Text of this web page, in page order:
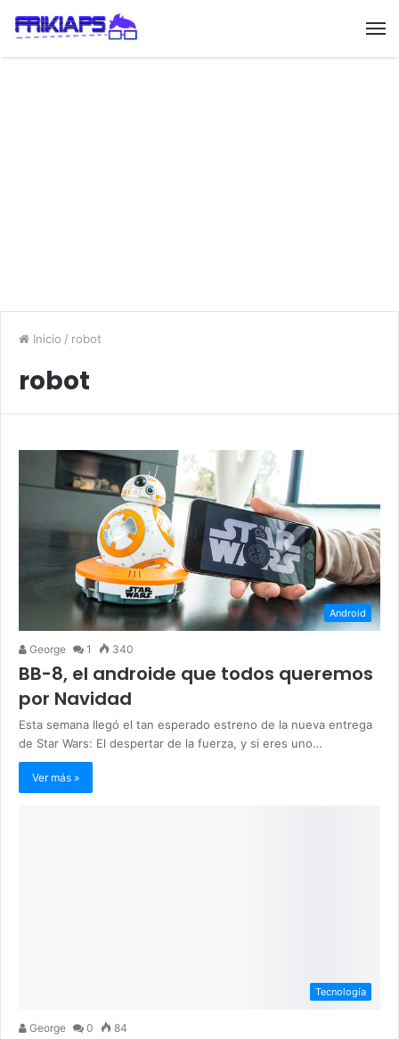
Inicio / robot
robot
Android
George 1 340
BB-8, el androide que todos queremos
por Navidad
Esta semana llegó el tan esperado estreno de la nueva entrega
de Star Wars: El despertar de la fuerza, y si eres uno…
Ver más »
Tecnología
George 0 84